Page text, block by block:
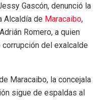
Gascón, denunció la
Alcaldía de Maracaibo,
Romero, a quien
del exalcalde
Maracaibo, la concejala
sigue de espaldas al